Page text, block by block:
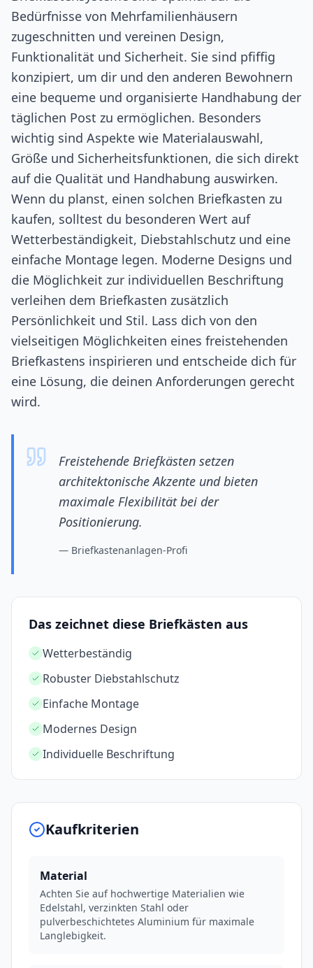
Bedürfnisse von Mehrfamilienhäusern
zugeschnitten und vereinen Design,
Funktionalität und Sicherheit. Sie sind pfiffig
konzipiert, um dir und den anderen Bewohnern
eine bequeme und organisierte Handhabung der
täglichen Post zu ermöglichen. Besonders
wichtig sind Aspekte wie Materialauswahl,
Größe und Sicherheitsfunktionen, die sich direkt
auf die Qualität und Handhabung auswirken.
Wenn du planst, einen solchen Briefkasten zu
kaufen, solltest du besonderen Wert auf
Wetterbeständigkeit, Diebstahlschutz und eine
einfache Montage legen. Moderne Designs und
die Möglichkeit zur individuellen Beschriftung
verleihen dem Briefkasten zusätzlich
Persönlichkeit und Stil. Lass dich von den
vielseitigen Möglichkeiten eines freistehenden
Briefkastens inspirieren und entscheide dich für
eine Lösung, die deinen Anforderungen gerecht
wird.
Freistehende Briefkästen setzen
architektonische Akzente und bieten
maximale Flexibilität bei der
Positionierung.
— Briefkastenanlagen-Profi
Das zeichnet diese Briefkästen aus
Wetterbeständig
Robuster Diebstahlschutz
Einfache Montage
Modernes Design
Individuelle Beschriftung
Kaufkriterien
Material
Achten Sie auf hochwertige Materialien wie
Edelstahl, verzinkten Stahl oder
pulverbeschichtetes Aluminium für maximale
Langlebigkeit.